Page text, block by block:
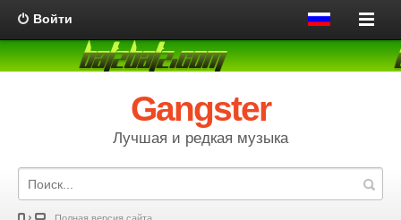
Войти
Gangster
Лучшая и редкая музыка